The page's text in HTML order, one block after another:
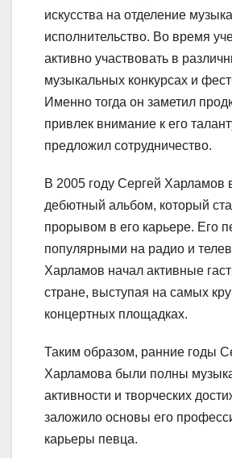
искусства на отделение
исполнительство. Во время
активно участвовать в
музыкальных конкурсах и
Именно тогда он заметил
привлек внимание к его
предложил сотрудничество.
В 2005 году Сергей Харламов
дебютный альбом, который
прорывом в его карьере. Его
популярными на радио и
Харламов начал активные
стране, выступая на самых
концертных площадках.
Таким образом, ранние годы
Харламова были полны
активности и творческих
заложило основы его
карьеры певца.